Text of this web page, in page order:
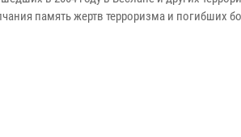
память жертв терроризма и погибших